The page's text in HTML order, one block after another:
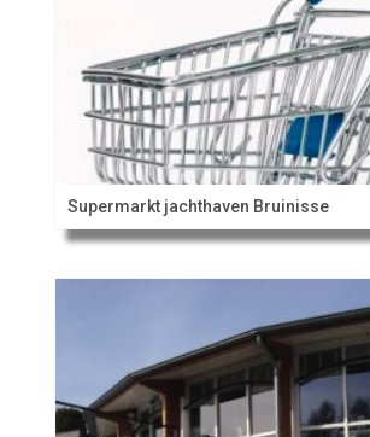
Supermarkt jachthaven Bruinisse